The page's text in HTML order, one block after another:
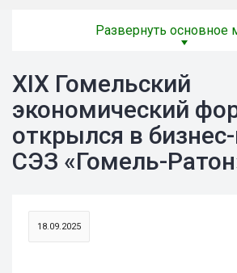
Развернуть основное
XIХ Гомельский
экономический
открылся в
СЭЗ «Гомель-
18.09.2025